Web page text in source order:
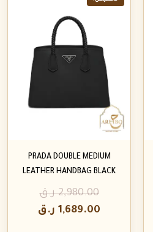
PRADA DOUBLE MEDIUM
LEATHER HANDBAG BLACK
2,980.00 ر.ق
1,689.00 ر.ق